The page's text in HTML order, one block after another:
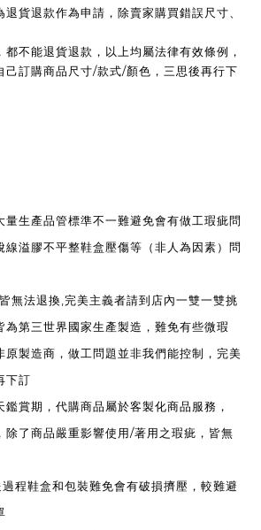
貨退款作為申請，除賣家購買錯誤尺寸、
不能退貨退款，以上均屬法律有效條例，
己訂購商品尺寸/款式/顏色，三思後再行下
生產品管標準不一難避免會有做工瑕疵問
線溢膠不平整鞋盒壓傷等（非人為因素）問
法退換,完美主義者請到店內一雙一雙挑
第三世界國家生產製造，難免有些微瑕
原製造商，做工問題並非我們能控制，完美
下訂
賞期，代購商品屬於客製化商品服務，
除了商品嚴重影響使用/著用之瑕疵，皆無
程鞋盒和包裝難免會有破損擠壓，較難避